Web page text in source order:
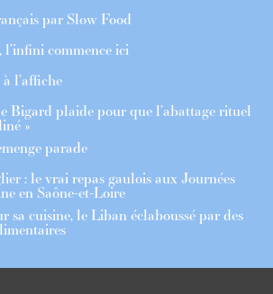
par Slow Food
commence ici
l’affiche
Bigard plaide pour que l’abattage rituel
»
parade
: le vrai repas gaulois aux Journées
en Saône-et-Loire
sa cuisine, le Liban éclaboussé par des